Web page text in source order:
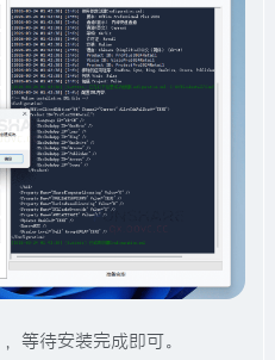
等待安装完成即可。